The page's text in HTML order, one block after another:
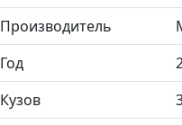
Производитель
Год
Кузов